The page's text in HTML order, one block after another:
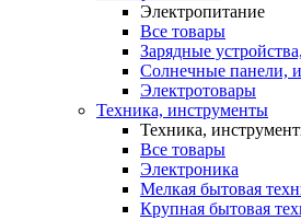
Электропитание
Все товары
Зарядные
Солнечные панели,
Электротовары
Техника, инструменты
Техника,
Все товары
Электроника
Мелкая бытовая
Крупная бытовая